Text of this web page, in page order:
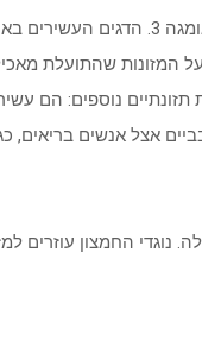
נוספים: הם
אצל אנשים בריאים,
נוגדי החמצון